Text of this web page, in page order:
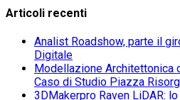
Articoli recenti
Analist Roadshow, parte il
Digitale
Modellazione Architettonica
Caso di Studio Piazza
3DMakerpro Raven LiDAR: